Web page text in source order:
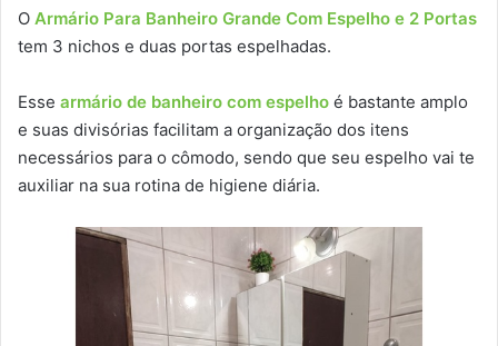
O Armário Para Banheiro Grande Com Espelho e 2 Portas
tem 3 nichos e duas portas espelhadas.
Esse armário de banheiro com espelho é bastante amplo
e suas divisórias facilitam a organização dos itens
necessários para o cômodo, sendo que seu espelho vai te
auxiliar na sua rotina de higiene diária.